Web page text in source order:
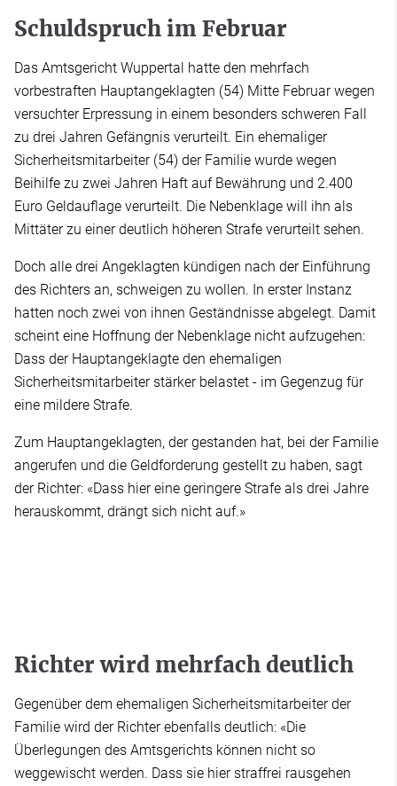
Schuldspruch im Februar
Das Amtsgericht Wuppertal hatte den mehrfach
vorbestraften Hauptangeklagten (54) Mitte Februar wegen
versuchter Erpressung in einem besonders schweren Fall
zu drei Jahren Gefängnis verurteilt. Ein ehemaliger
Sicherheitsmitarbeiter (54) der Familie wurde wegen
Beihilfe zu zwei Jahren Haft auf Bewährung und 2.400
Euro Geldauflage verurteilt. Die Nebenklage will ihn als
Mittäter zu einer deutlich höheren Strafe verurteilt sehen.
Doch alle drei Angeklagten kündigen nach der Einführung
des Richters an, schweigen zu wollen. In erster Instanz
hatten noch zwei von ihnen Geständnisse abgelegt. Damit
scheint eine Hoffnung der Nebenklage nicht aufzugehen:
Dass der Hauptangeklagte den ehemaligen
Sicherheitsmitarbeiter stärker belastet - im Gegenzug für
eine mildere Strafe.
Zum Hauptangeklagten, der gestanden hat, bei der Familie
angerufen und die Geldforderung gestellt zu haben, sagt
der Richter: «Dass hier eine geringere Strafe als drei Jahre
herauskommt, drängt sich nicht auf.»
Richter wird mehrfach deutlich
Gegenüber dem ehemaligen Sicherheitsmitarbeiter der
Familie wird der Richter ebenfalls deutlich: «Die
Überlegungen des Amtsgerichts können nicht so
weggewischt werden. Dass sie hier straffrei rausgehen